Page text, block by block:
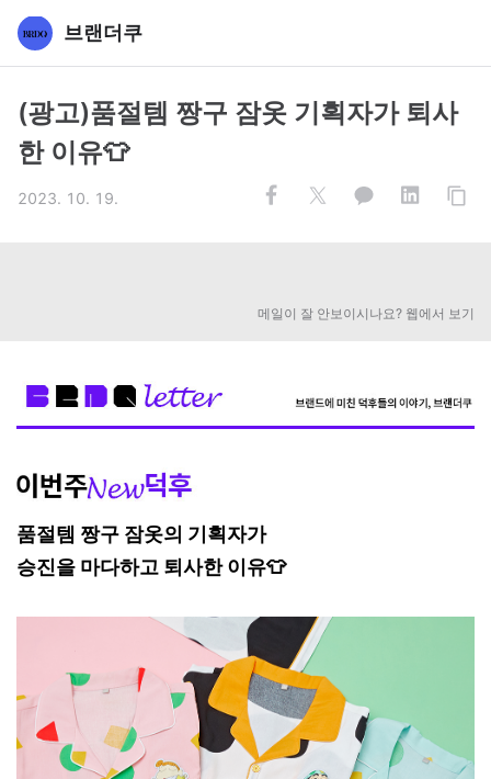
브랜더쿠
(광고)품절템 짱구 잠옷 기획자가 퇴사
한 이유👕
2023. 10. 19.
메일이 잘 안보이시나요? 웹에서 보기
품절템 짱구 잠옷의 기획자가
승진을 마다하고 퇴사한 이유👕